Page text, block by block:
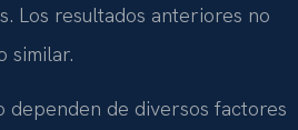
Los resultados anteriores no
similar.
dependen de diversos factores